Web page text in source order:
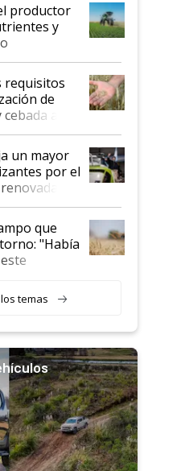
productor
y
requisitos
de
a
un mayor
por el
que
"Había
temas